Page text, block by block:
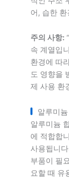
어, 습한
주의 사항:
속 계열입
환경에 따
도 영향을
제 사용 환
알루미
알루미늄
에 적합합
사용됩니
부품이 필
요할 때 유